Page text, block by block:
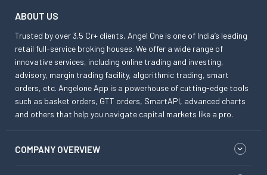
ABOUT US
Trusted by over 3.5 Cr+ clients, Angel One is one of India’s leading
retail full-service broking houses. We offer a wide range of
innovative services, including online trading and investing,
advisory, margin trading facility, algorithmic trading, smart
orders, etc. Angelone App is a powerhouse of cutting-edge tools
such as basket orders, GTT orders, SmartAPI, advanced charts
and others that help you navigate capital markets like a pro.
COMPANY OVERVIEW